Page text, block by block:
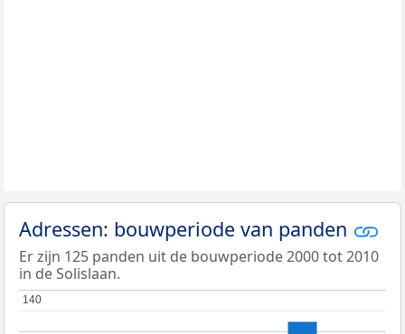
Adressen: bouwperiode van panden
Er zijn 125 panden uit de bouwperiode 2000 tot 2010
in de Solislaan.
140
140